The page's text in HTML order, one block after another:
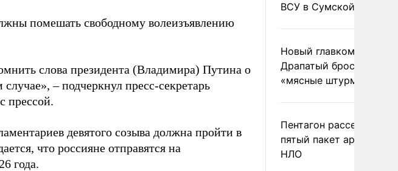
помешать свободному волеизъявлению
слова президента (Владимира) Путина о
– подчеркнул пресс-секретарь
прессой.
девятого созыва должна пройти в
что россияне отправятся на
года.
ВСУ в Сумской области
Новый главком ВСУ
Драпатый бросил
«мясные штурмы»
Пентагон рассекретил
пятый пакет архивов с
НЛО